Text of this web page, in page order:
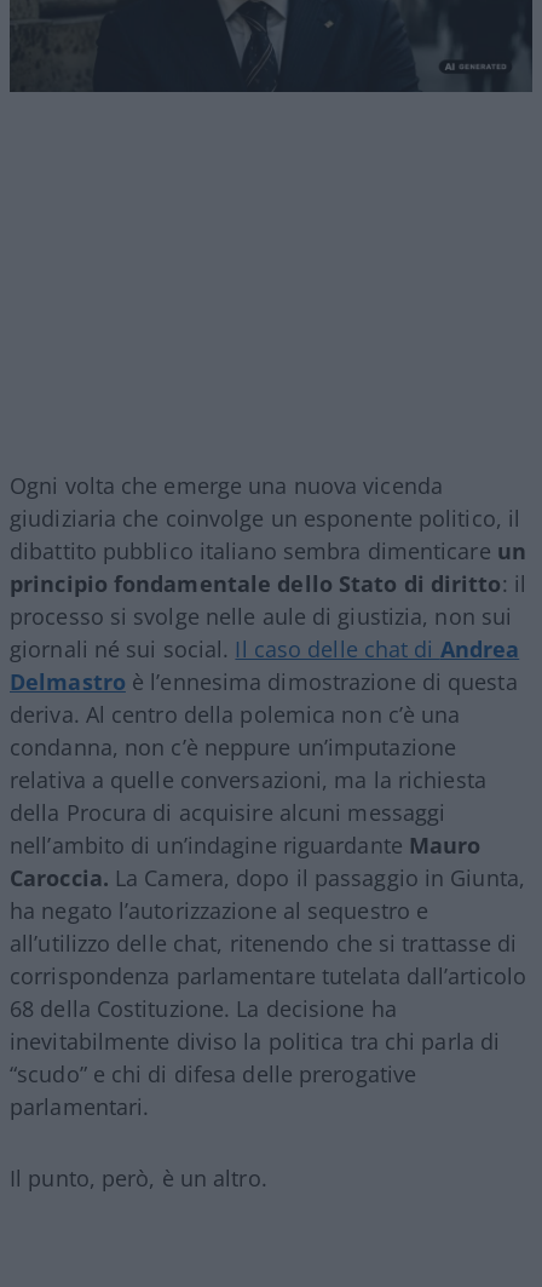
Ogni volta che emerge una nuova vicenda
giudiziaria che coinvolge un esponente politico, il
dibattito pubblico italiano sembra dimenticare un
principio fondamentale dello Stato di diritto: il
processo si svolge nelle aule di giustizia, non sui
giornali né sui social. Il caso delle chat di Andrea
Delmastro è l’ennesima dimostrazione di questa
deriva. Al centro della polemica non c’è una
condanna, non c’è neppure un’imputazione
relativa a quelle conversazioni, ma la richiesta
della Procura di acquisire alcuni messaggi
nell’ambito di un’indagine riguardante Mauro
Caroccia. La Camera, dopo il passaggio in Giunta,
ha negato l’autorizzazione al sequestro e
all’utilizzo delle chat, ritenendo che si trattasse di
corrispondenza parlamentare tutelata dall’articolo
68 della Costituzione. La decisione ha
inevitabilmente diviso la politica tra chi parla di
“scudo” e chi di difesa delle prerogative
parlamentari.
Il punto, però, è un altro.